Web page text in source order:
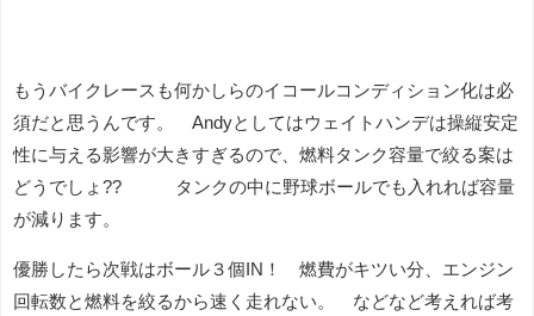
もうバイクレースも何かしらのイコールコンディション化は必
須だと思うんです。 Andyとしてはウェイトハンデは操縦安定
性に与える影響が大きすぎるので、燃料タンク容量で絞る案は
どうでしょ?? タンクの中に野球ボールでも入れれば容量
が減ります。
優勝したら次戦はボール３個IN！ 燃費がキツい分、エンジン
回転数と燃料を絞るから速く走れない。 などなど考えれば考